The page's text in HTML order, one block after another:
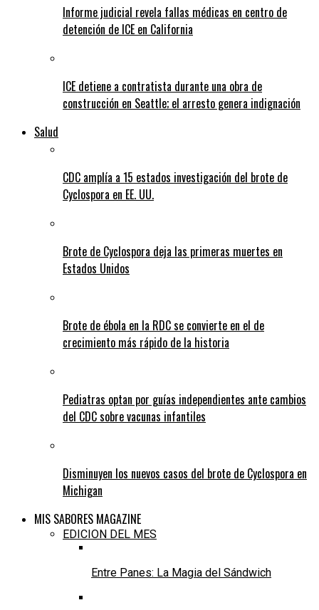
Informe judicial revela fallas médicas en centro de
detención de ICE en California
ICE detiene a contratista durante una obra de
construcción en Seattle; el arresto genera indignación
Salud
CDC amplía a 15 estados investigación del brote de
Cyclospora en EE. UU.
Brote de Cyclospora deja las primeras muertes en
Estados Unidos
Brote de ébola en la RDC se convierte en el de
crecimiento más rápido de la historia
Pediatras optan por guías independientes ante cambios
del CDC sobre vacunas infantiles
Disminuyen los nuevos casos del brote de Cyclospora en
Michigan
MIS SABORES MAGAZINE
EDICION DEL MES
Entre Panes: La Magia del Sándwich